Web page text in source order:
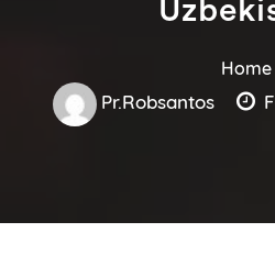
Home
Pr.robsantos